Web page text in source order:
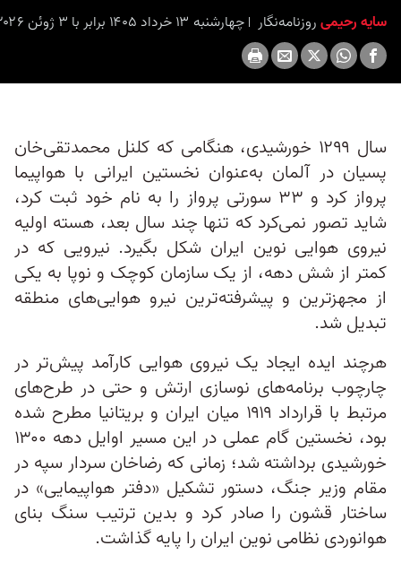
سایه رحیمیروزنامه‌نگار چهارشنبه ۱۳ خرداد ۱۴۰۵ برابر با ۳ ژوئن ۲۰۲۶ ۲۳:۱۵
سال ۱۲۹۹ خورشیدی، هنگامی که کلنل محمدتقی‌خان
پسیان در آلمان به‌عنوان نخستین ایرانی با هواپیما
پرواز کرد و ۳۳ سورتی پرواز را به نام خود ثبت کرد،
شاید تصور نمی‌کرد که تنها چند سال بعد، هسته اولیه
نیروی هوایی نوین ایران شکل بگیرد. نیرویی که در
کمتر از شش دهه، از یک سازمان کوچک و نوپا به یکی
از مجهزترین و پیشرفته‌ترین نیرو هوایی‌های منطقه
تبدیل شد.
هرچند ایده ایجاد یک نیروی هوایی کارآمد پیش‌تر در
چارچوب برنامه‌های نوسازی ارتش و حتی در طرح‌های
مرتبط با قرارداد ۱۹۱۹ میان ایران و بریتانیا مطرح شده
بود، نخستین گام عملی در این مسیر اوایل دهه ۱۳۰۰
خورشیدی برداشته شد؛ زمانی که رضاخان سردار سپه در
مقام وزیر جنگ، دستور تشکیل «دفتر هواپیمایی» در
ساختار قشون را صادر کرد و بدین ترتیب سنگ بنای
هوانوردی نظامی نوین ایران را پایه گذاشت.